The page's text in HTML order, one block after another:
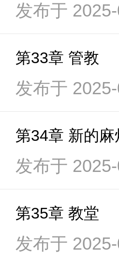
发布于
第33章 管教
发布于
第34章 新的麻
发布于
第35章 教堂
发布于